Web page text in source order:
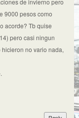
de invierno pero
9000 pesos como
acorde? Tb quise
pero casi ningun
no vario nada,